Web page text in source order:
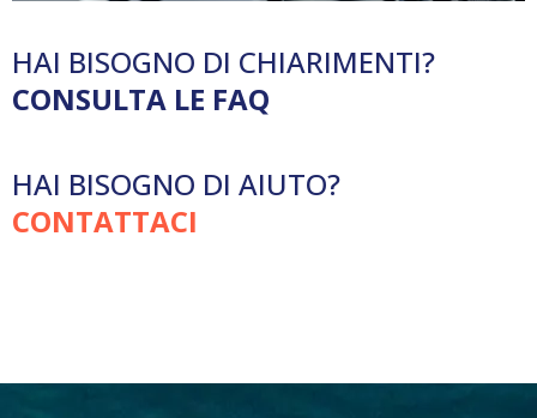
HAI BISOGNO DI CHIARIMENTI?
CONSULTA LE FAQ
HAI BISOGNO DI AIUTO?
CONTATTACI